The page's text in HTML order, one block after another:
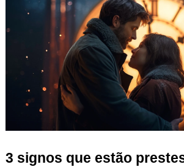
3 signos que estão